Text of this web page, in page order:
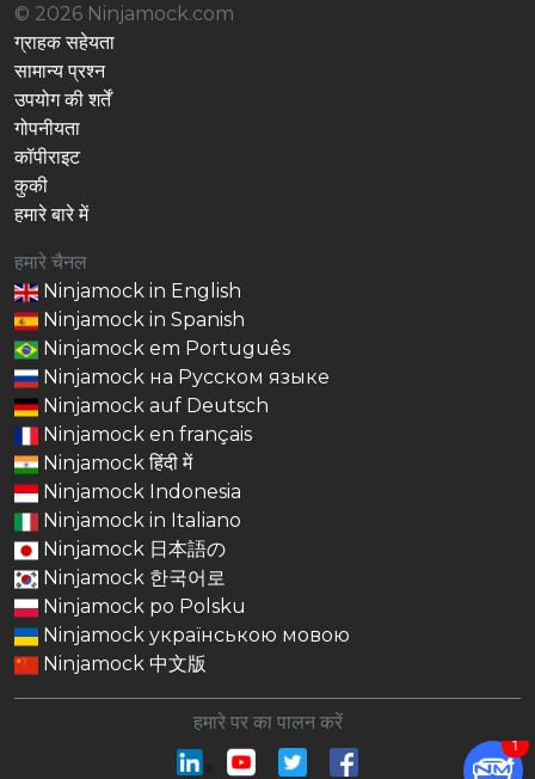
© 2026 Ninjamock.com
ग्राहक सहेयता
सामान्य प्रश्न
उपयोग की शर्तें
गोपनीयता
कॉपीराइट
कुकी
हमारे बारे में
हमारे चैनल
Ninjamock in English
Ninjamock in Spanish
Ninjamock em Português
Ninjamock на Русском языке
Ninjamock auf Deutsch
Ninjamock en français
Ninjamock हिंदी में
Ninjamock Indonesia
Ninjamock in Italiano
Ninjamock 日本語の
Ninjamock 한국어로
Ninjamock po Polsku
Ninjamock українською мовою
Ninjamock 中文版
हमारे पर का पालन करें